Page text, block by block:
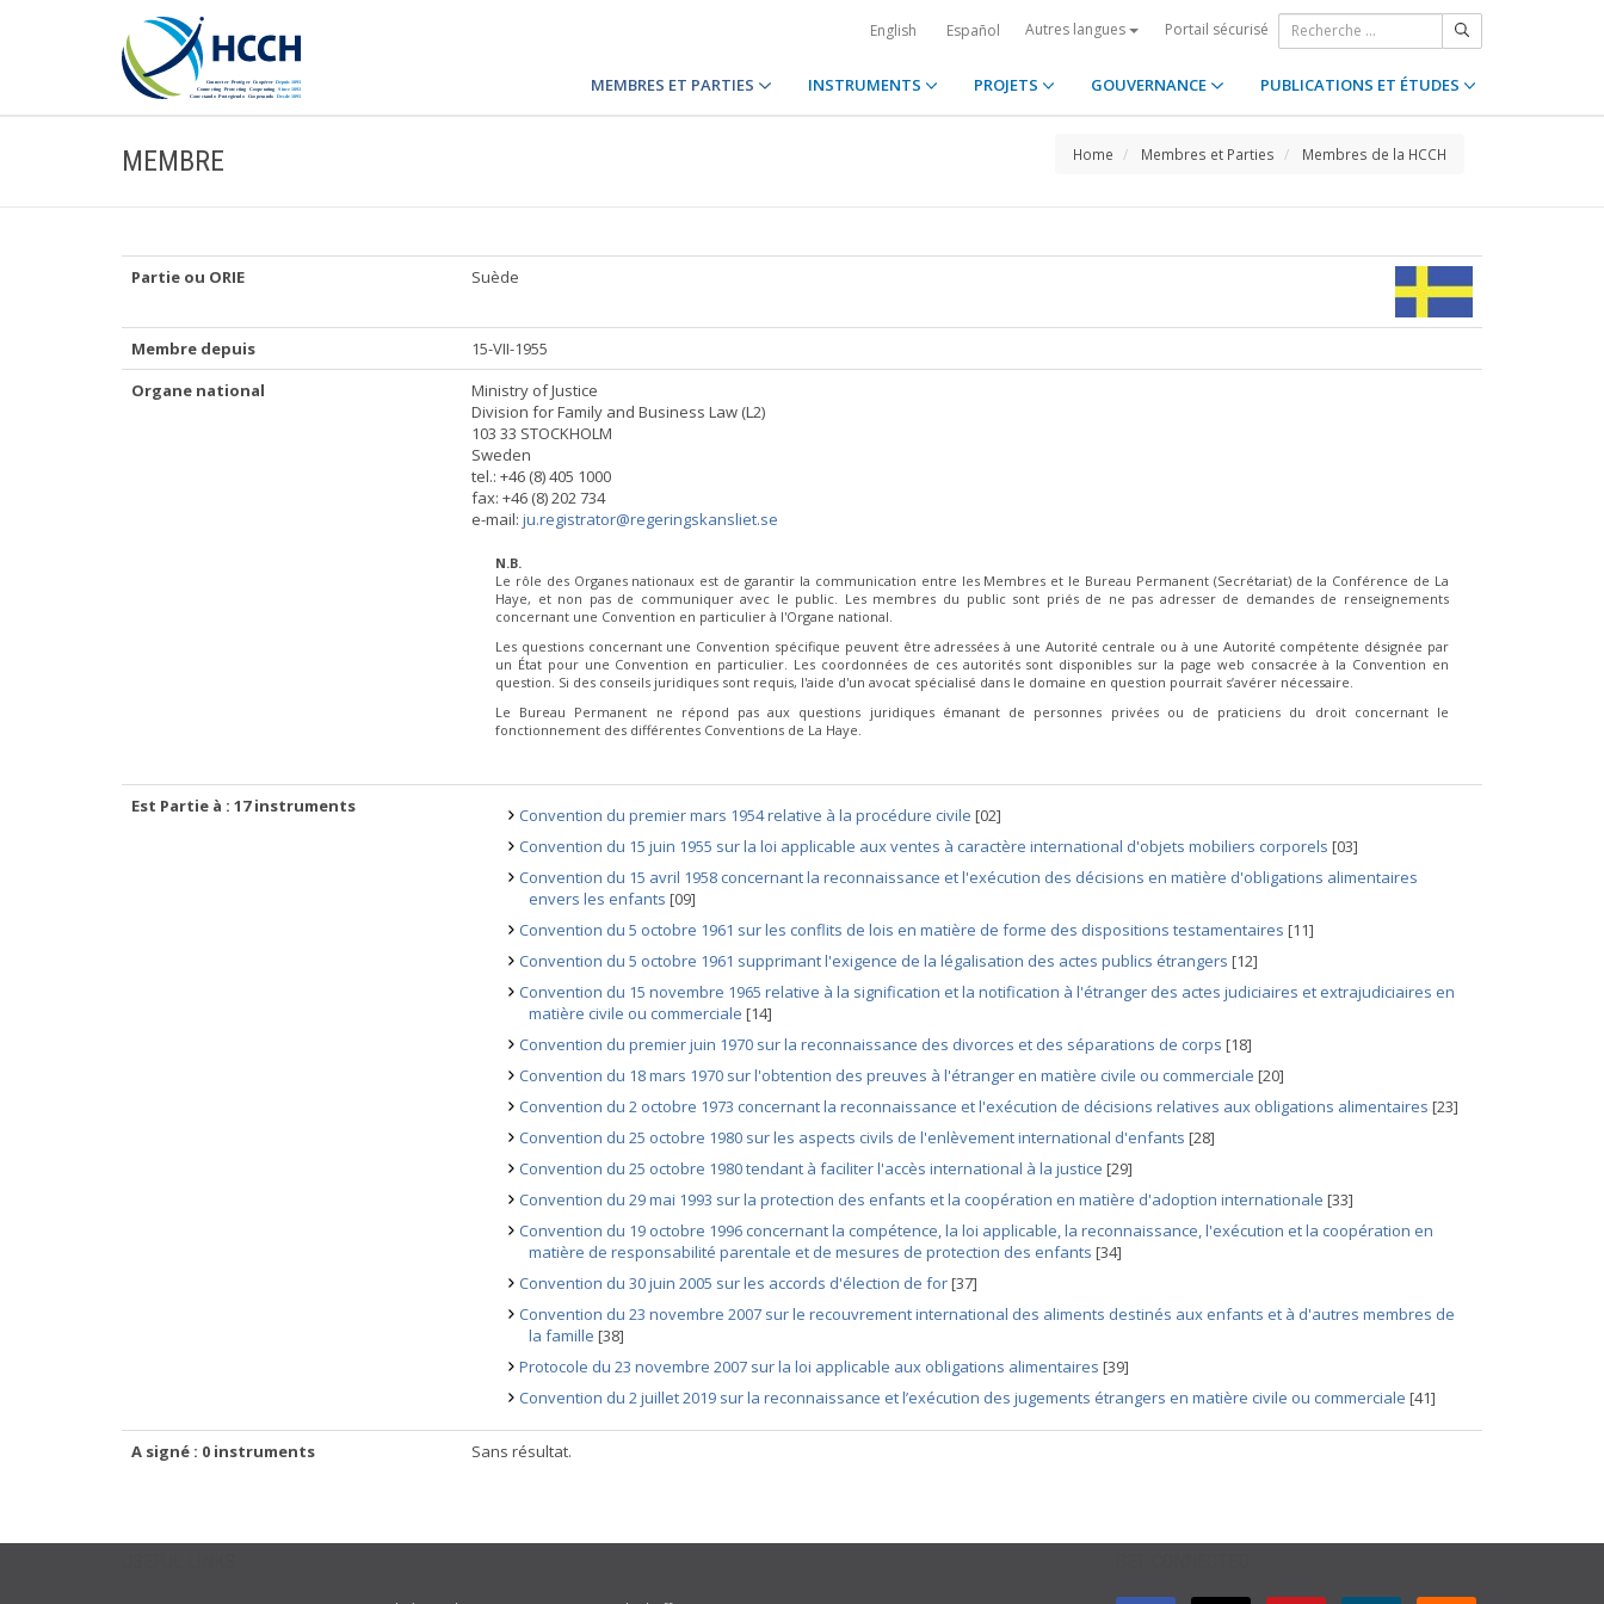
English Español Autres langues Portail sécurisé
MEMBRES ET PARTIES INSTRUMENTS PROJETS GOUVERNANCE PUBLICATIONS ET ÉTUDES
MEMBRE Home Membres et Parties Membres de la HCCH
Partie ou ORIE Suède
Membre depuis
15-VII-1955
Organe national
Ministry of Justice
Division for Family and Business Law (L2)
103 33 STOCKHOLM
Sweden
tel.: +46 (8) 405 1000
fax: +46 (8) 202 734
e-mail: ju.registrator@regeringskansliet.se
N.B.
Le rôle des Organes nationaux est de garantir la communication entre les Membres et le Bureau Permanent (Secrétariat) de la Conférence de La
Haye, et non pas de communiquer avec le public. Les membres du public sont priés de ne pas adresser de demandes de renseignements
concernant une Convention en particulier à l'Organe national.
Les questions concernant une Convention spécifique peuvent être adressées à une Autorité centrale ou à une Autorité compétente désignée par
un État pour une Convention en particulier. Les coordonnées de ces autorités sont disponibles sur la page web consacrée à la Convention en
question. Si des conseils juridiques sont requis, l'aide d'un avocat spécialisé dans le domaine en question pourrait s’avérer nécessaire.
Le Bureau Permanent ne répond pas aux questions juridiques émanant de personnes privées ou de praticiens du droit concernant le
fonctionnement des différentes Conventions de La Haye.
Est Partie à : 17 instruments Convention du premier mars 1954 relative à la procédure civile [02]
Convention du 15 juin 1955 sur la loi applicable aux ventes à caractère international d'objets mobiliers corporels [03]
Convention du 15 avril 1958 concernant la reconnaissance et l'exécution des décisions en matière d'obligations alimentaires
envers les enfants [09]
Convention du 5 octobre 1961 sur les conflits de lois en matière de forme des dispositions testamentaires [11]
Convention du 5 octobre 1961 supprimant l'exigence de la légalisation des actes publics étrangers [12]
Convention du 15 novembre 1965 relative à la signification et la notification à l'étranger des actes judiciaires et extrajudiciaires en
matière civile ou commerciale [14]
Convention du premier juin 1970 sur la reconnaissance des divorces et des séparations de corps [18]
Convention du 18 mars 1970 sur l'obtention des preuves à l'étranger en matière civile ou commerciale [20]
Convention du 2 octobre 1973 concernant la reconnaissance et l'exécution de décisions relatives aux obligations alimentaires [23]
Convention du 25 octobre 1980 sur les aspects civils de l'enlèvement international d'enfants [28]
Convention du 25 octobre 1980 tendant à faciliter l'accès international à la justice [29]
Convention du 29 mai 1993 sur la protection des enfants et la coopération en matière d'adoption internationale [33]
Convention du 19 octobre 1996 concernant la compétence, la loi applicable, la reconnaissance, l'exécution et la coopération en
matière de responsabilité parentale et de mesures de protection des enfants [34]
Convention du 30 juin 2005 sur les accords d'élection de for[37]
Convention du 23 novembre 2007 sur le recouvrement international des aliments destinés aux enfants et à d'autres membres de
la famille [38]
Protocole du 23 novembre 2007 sur la loi applicable aux obligations alimentaires [39]
Convention du 2 juillet 2019 sur la reconnaissance et l’exécution des jugements étrangers en matière civile ou commerciale [41]
A signé : 0 instruments Sans résultat.